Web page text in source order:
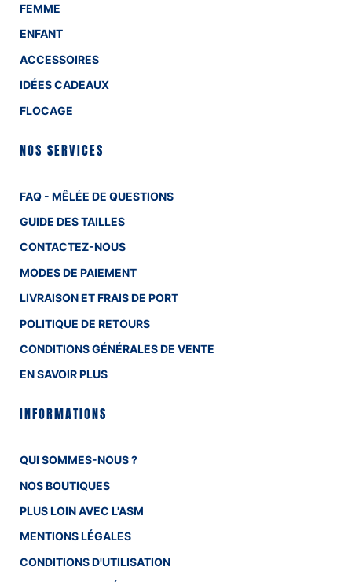
FEMME
ENFANT
ACCESSOIRES
IDÉES CADEAUX
FLOCAGE
NOS SERVICES
FAQ - MÊLÉE DE QUESTIONS
GUIDE DES TAILLES
CONTACTEZ-NOUS
MODES DE PAIEMENT
LIVRAISON ET FRAIS DE PORT
POLITIQUE DE RETOURS
CONDITIONS GÉNÉRALES DE VENTE
EN SAVOIR PLUS
INFORMATIONS
QUI SOMMES-NOUS ?
NOS BOUTIQUES
PLUS LOIN AVEC L'ASM
MENTIONS LÉGALES
CONDITIONS D'UTILISATION